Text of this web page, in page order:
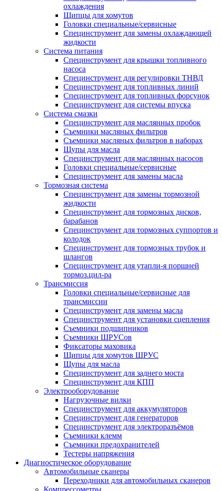
охлаждения
Щипцы для хомутов
Головки специальные/сервисные
Специнструмент для замены охлаждающей
жидкости
Система питания
Специнструмент для крышки топливного
насоса
Специнструмент для регулировки ТНВД
Специнструмент для топливных линий
Специнструмент для топливных форсунок
Специнструмент для системы впуска
Система смазки
Специнструмент для маслянных пробок
Съемники масляных фильтров
Съемники масляных фильтров в наборах
Щупы для масла
Специнструмент для маслянных насосов
Головки специальные/сервисные
Специнструмент для замены масла
Тормозная система
Специнструмент для замены тормозной
жидкости
Специнструмент для тормозных дисков,
барабанов
Специнструмент для тормозных суппортов и
колодок
Специнструмент для тормозных трубок и
шлангов
Специнструмент для утапли-я поршней
тормоз.цил-ра
Трансмиссия
Головки специальные/сервисные для
трансмиссии
Специнструмент для замены масла
Специнструмент для установки сцепления
Съемники подшипников
Съемники ШРУСов
Фиксаторы маховика
Щипцы для хомутов ШРУС
Щупы для масла
Специнструмент для заднего моста
Специнструмент для КПП
Электрооборудование
Нагрузочные вилки
Специнструмент для аккумуляторов
Специнструмент для генераторов
Специнструмент для электроразъёмов
Съемники клемм
Съемники предохранителей
Тестеры напряжения
Диагностическое оборудование
Автомобильные сканеры
Переходники для автомобильных сканеров
Компрессометры